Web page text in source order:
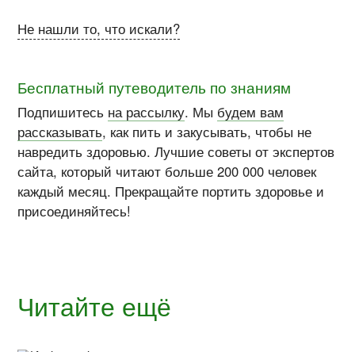
Не нашли то, что искали?
Бесплатный путеводитель по знаниям
Подпишитесь на рассылку. Мы будем вам
рассказывать, как пить и закусывать, чтобы не
навредить здоровью. Лучшие советы от экспертов
сайта, который читают больше 200 000 человек
каждый месяц. Прекращайте портить здоровье и
присоединяйтесь!
Читайте ещё